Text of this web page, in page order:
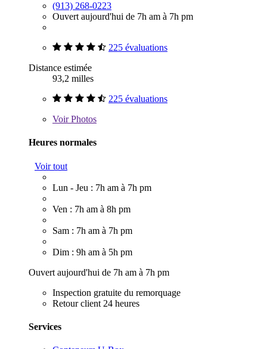
(913) 268-0223
Ouvert aujourd'hui de 7h am à 7h pm
225 évaluations
Distance estimée
93,2 milles
225 évaluations
VoirPhotos
Heures normales
Voir tout
Lun - Jeu : 7h am à 7h pm
Ven : 7h am à 8h pm
Sam : 7h am à 7h pm
Dim : 9h am à 5h pm
Ouvert aujourd'hui de 7h am à 7h pm
Inspection gratuite du remorquage
Retour client 24 heures
Services